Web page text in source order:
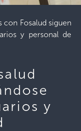
con Fosalud siguen
y personal de
y